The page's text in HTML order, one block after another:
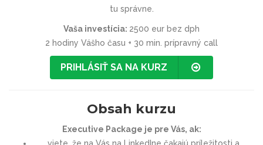
tu správne.
Vaša investícia: 2500 eur bez dph
2 hodiny Vášho času + 30 min. prípravný call
PRIHLÁSIŤ SA NA KURZ
Obsah kurzu
Executive Package je pre Vás, ak:
viete, že na Vás na LinkedIne čakajú príležitosti a